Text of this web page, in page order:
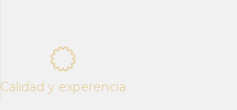
Calidad y experencia